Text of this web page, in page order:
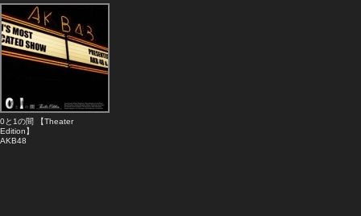
0と1の間 【Theater
Edition】
AKB48